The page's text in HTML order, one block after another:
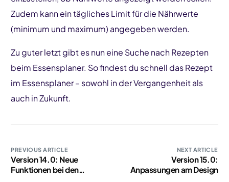
Zudem kann ein tägliches Limit für die Nährwerte
(minimum und maximum) angegeben werden.
Zu guter letzt gibt es nun eine Suche nach Rezepten
beim Essensplaner. So findest du schnell das Rezept
im Essensplaner – sowohl in der Vergangenheit als
auch in Zukunft.
PREVIOUS ARTICLE
Version 14.0: Neue
Funktionen bei den
NEXT ARTICLE
Version 15.0:
Anpassungen am Design